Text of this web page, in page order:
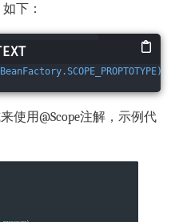
下：
使用@Scope注解，示例代